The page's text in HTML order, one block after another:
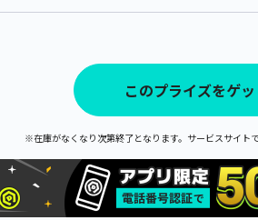
このプライズをゲ
※在庫がなくなり次第終了となります。サービスサイト